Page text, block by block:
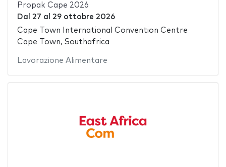
Propak Cape 2026
Dal 27 al 29 ottobre 2026
Cape Town International Convention Centre
Cape Town, Southafrica
Lavorazione Alimentare